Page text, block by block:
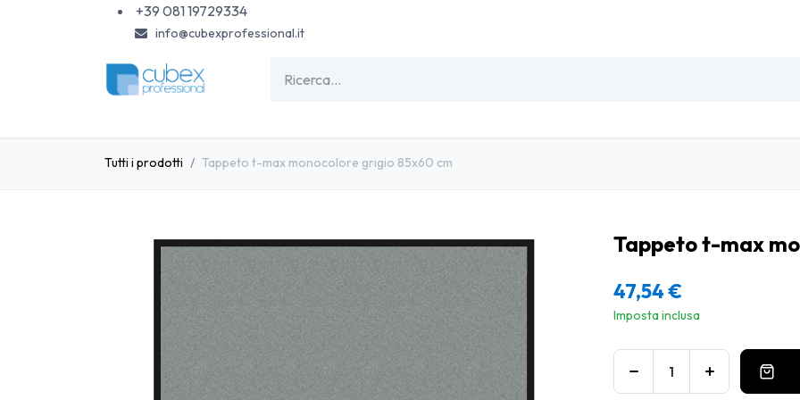
+39 081 19729334
info@cubexprofessional.it
Tutti i prodotti Tappeto t-max monocolore grigio 85x60 cm
Tappeto t-max
47,54€
Imposta inclusa